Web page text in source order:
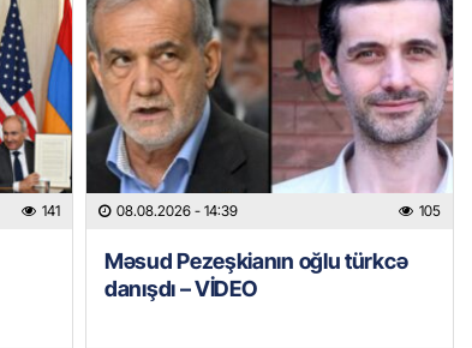
141 08.08.2026 - 14:39 105
Məsud Pezeşkianın oğlu türkcə
danışdı – VİDEO